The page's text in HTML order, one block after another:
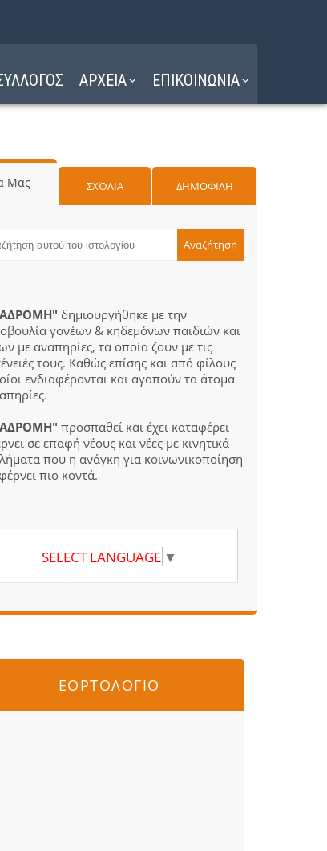
ΑΡΧΕΙΑ ΕΠΙΚΟΙΝΩΝΙΑ
Μας ΣΧΌΛΙΑ ΔΗΜΟΦΙΛΗ
δημιουργήθηκε με την
γονέων & κηδεμόνων παιδιών και
με αναπηρίες, τα οποία ζουν με τις
τους. Καθώς επίσης και από φίλους
ενδιαφέρονται και αγαπούν τα άτομα
προσπαθεί και έχει καταφέρει
σε επαφή νέους και νέες με κινητικά
που η ανάγκη για κοινωνικοποίηση
πιο κοντά.
SELECT LANGUAGE ▼
ΕΟΡΤΟΛΟΓΙΟ